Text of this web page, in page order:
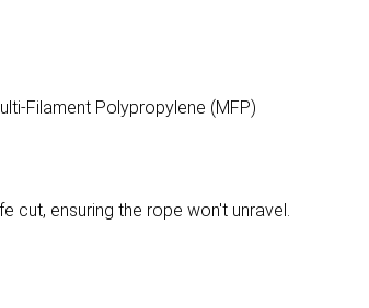
Filament Polypropylene (MFP)
cut, ensuring the rope won't unravel.